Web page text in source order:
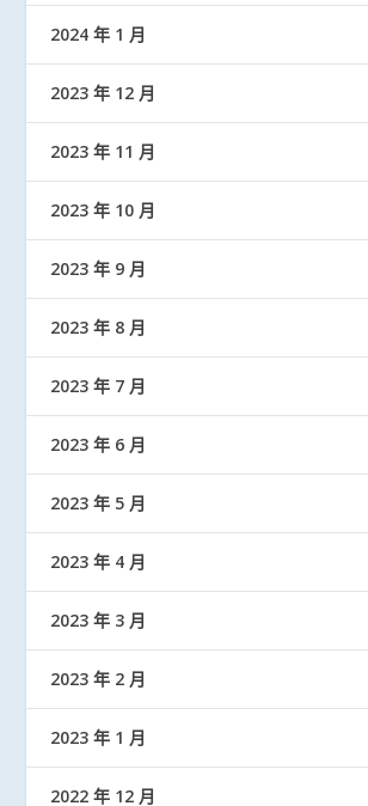
2024 年 1 月
2023 年 12 月
2023 年 11 月
2023 年 10 月
2023 年 9 月
2023 年 8 月
2023 年 7 月
2023 年 6 月
2023 年 5 月
2023 年 4 月
2023 年 3 月
2023 年 2 月
2023 年 1 月
2022 年 12 月